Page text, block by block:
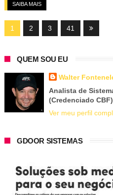
SAIBA MAIS
1 2 3 41
QUEM SOU EU
Walter
Analista de
(Credenciado
Ver meu perfil
GDOOR SISTEMAS